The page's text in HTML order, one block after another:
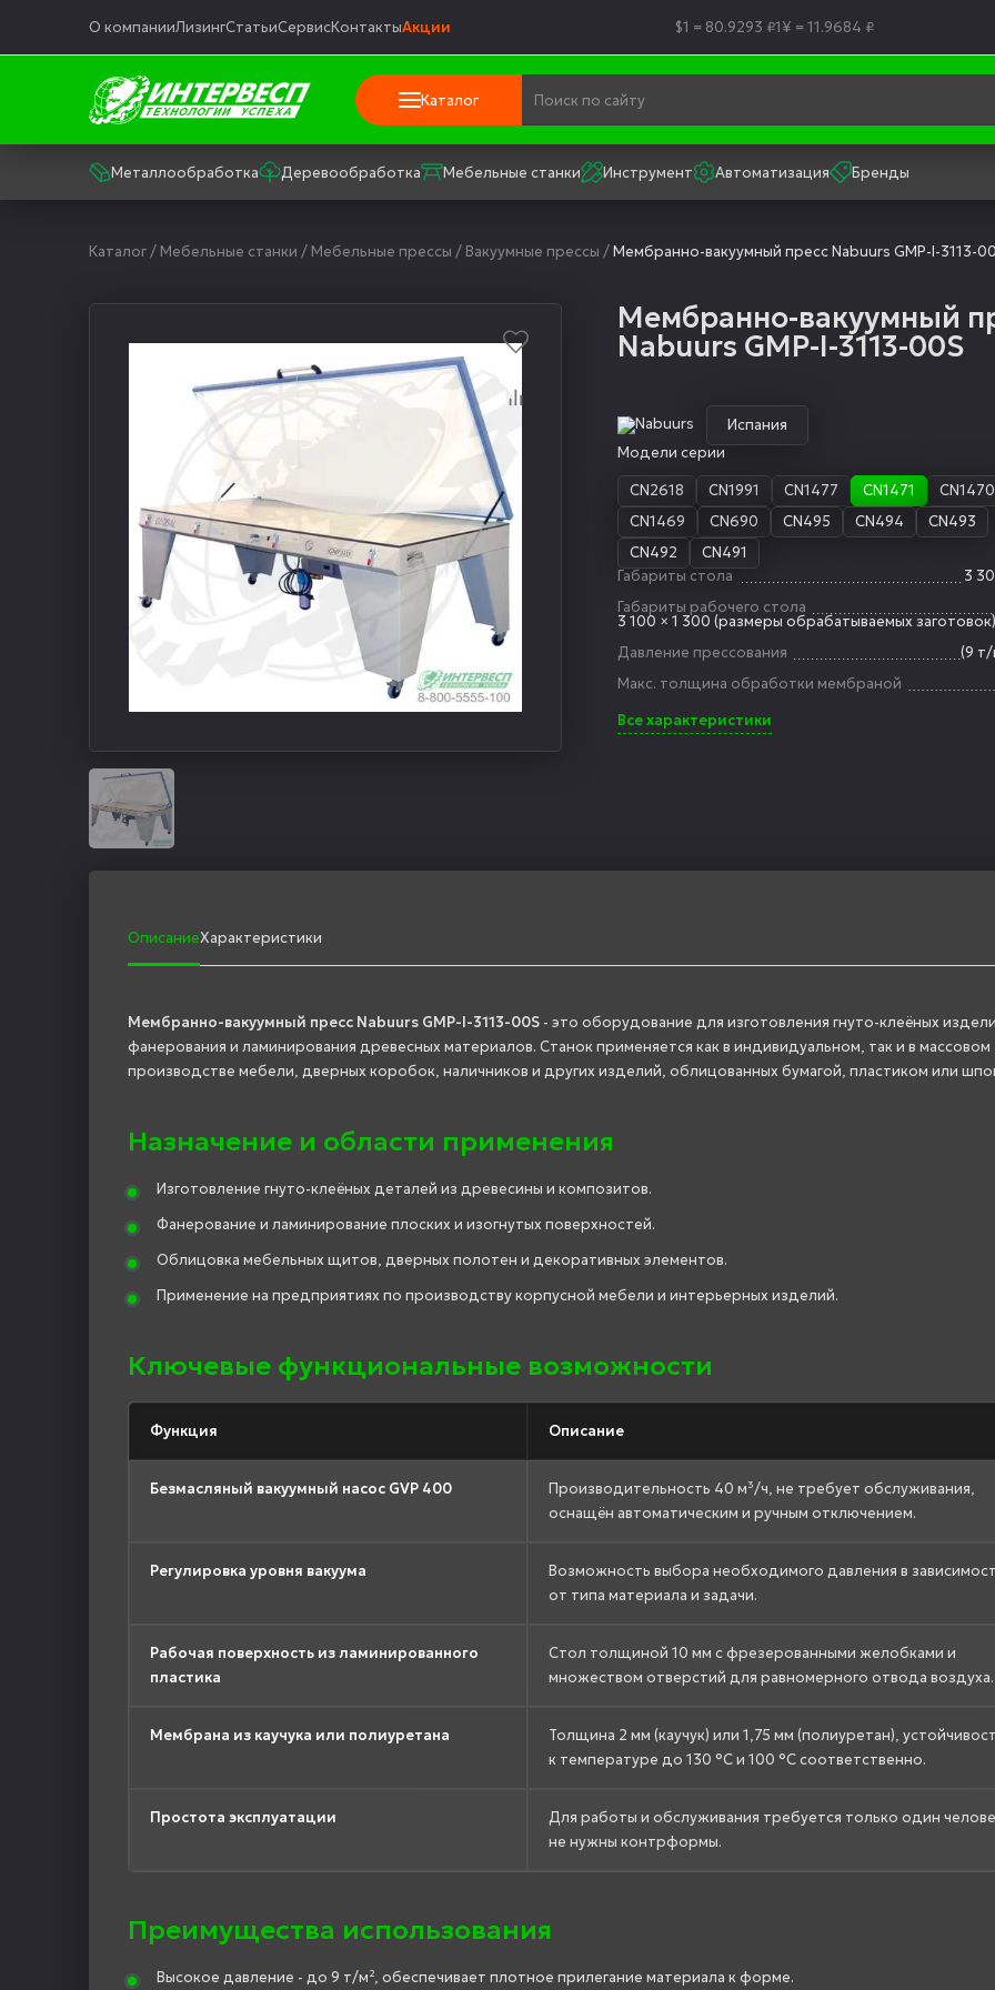
О компанииЛизингСтатьиСервисКонтактыАкции $1 = 80.9293 ₽1¥ = 11.9684 ₽
Каталог
Металлообработка Деревообработка Мебельные станки Инструмент Автоматизация Бренды
Каталог/ Мебельные станки / Мебельные прессы / Вакуумные прессы /Мембранно-вакуумный пресс Nabuurs GMP-I-3113-
Мембранно-вакуумный
Nabuurs GMP-I-3113-00S
Испания
Модели серии
CN2618
CN1991 CN1477 CN1471
CN1470
CN1469
CN690 CN495 CN494
CN493
CN492
CN491
Габариты стола
3
Габариты рабочего стола
3 100 × 1 300 (размеры обрабатываемых
Давление прессования
(9
Макс. толщина обработки мембраной
Все характеристики
ОписаниеХарактеристики
Мембранно-вакуумный пресс Nabuurs GMP-I-3113-00S - это оборудование для изготовления гнуто-клеёных
фанерования и ламинирования древесных материалов. Станок применяется как в индивидуальном, так и в массовом
производстве мебели, дверных коробок, наличников и других изделий, облицованных бумагой, пластиком или
Назначение и области применения
Изготовление гнуто-клеёных деталей из древесины и композитов.
Фанерование и ламинирование плоских и изогнутых поверхностей.
Облицовка мебельных щитов, дверных полотен и декоративных элементов.
Применение на предприятиях по производству корпусной мебели и интерьерных изделий.
Ключевые функциональные возможности
Функция Описание
Безмасляный вакуумный насос GVP 400
Производительность 40 м³/ч, не требует обслуживания,
оснащён автоматическим и ручным отключением.
Регулировка уровня вакуума
Возможность выбора необходимого давления в
от типа материала и задачи.
Рабочая поверхность из ламинированного
пластика
Стол толщиной 10 мм с фрезерованными желобками и
множеством отверстий для равномерного отвода воздуха.
Мембрана из каучука или полиуретана
Толщина 2 мм (каучук) или 1,75 мм (полиуретан),
к температуре до 130 °C и 100 °C соответственно.
Простота эксплуатации
Для работы и обслуживания требуется только один
не нужны контрформы.
Преимущества использования
Высокое давление - до 9 т/м², обеспечивает плотное прилегание материала к форме.